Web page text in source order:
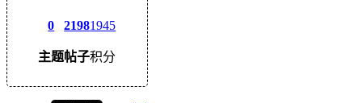
0
主题
2198
帖子
1945
积分